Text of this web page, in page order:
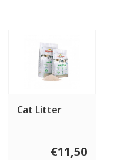
Cat Litter
€11,50